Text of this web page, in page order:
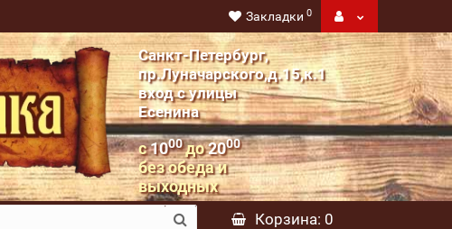
Закладки 0
Санкт-Петербург,
пр.Луначарского,д.15,к.1
вход с улицы
Есенина
с1000до2000
без обеда и
выходных
Корзина: 0